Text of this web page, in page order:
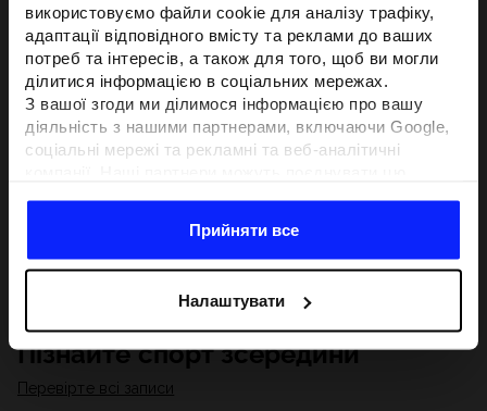
використовуємо файли cookie для аналізу трафіку,
адаптації відповідного вмісту та реклами до ваших
потреб та інтересів, а також для того, щоб ви могли
ділитися інформацією в соціальних мережах.
З вашої згоди ми ділимося інформацією про вашу
діяльність з нашими партнерами, включаючи Google,
соціальні мережі та рекламні та веб-аналітичні
отримують у результаті використання вами їхніх
послуг.З вашої згоди ми також можемо ділитися
з метою націлювання та покращення відображення
відповідної онлайн-реклами, проведення аналітики,
відповідності вмісту та вдосконалення рішень, які
пропонують наші партнери (наприклад, соціальні
мережі). Детальну інформацію можна знайти в нашій
Прийняти все
Налаштувати
Пізнайте спорт зсередини
Перевірте всі записи